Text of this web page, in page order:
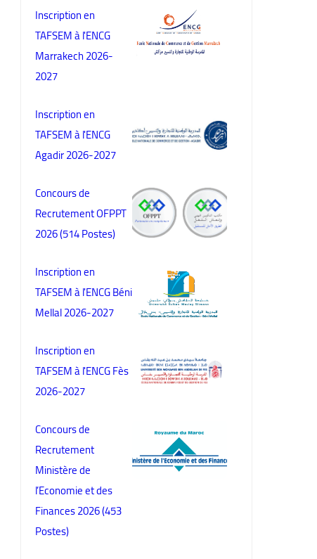
Inscription en
TAFSEM à l'ENCG
Marrakech 2026-
2027
Inscription en
TAFSEM à l'ENCG
Agadir 2026-2027
Concours de
Recrutement OFPPT
2026 (514 Postes)
Inscription en
TAFSEM à l'ENCG Béni
Mellal 2026-2027
Inscription en
TAFSEM à l'ENCG Fès
2026-2027
Concours de
Recrutement
Ministère de
l’Economie et des
Finances 2026 (453
Postes)